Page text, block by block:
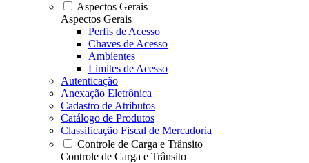
Aspectos Gerais
Aspectos Gerais
Perfis de Acesso
Chaves de Acesso
Ambientes
Limites de Acesso
Autenticação
Anexação Eletrônica
Cadastro de Atributos
Catálogo de Produtos
Classificação Fiscal de Mercadoria
Controle de Carga e Trânsito
Controle de Carga e Trânsito